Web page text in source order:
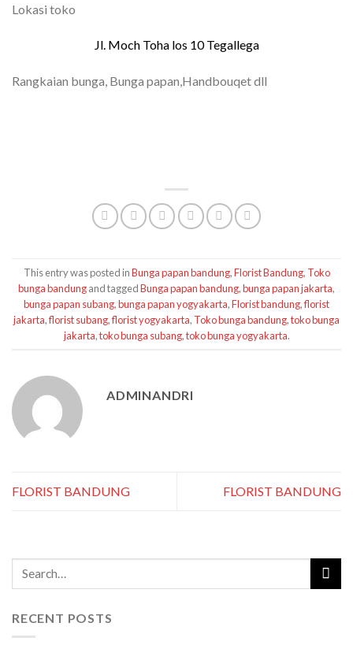
Lokasi toko
Jl. Moch Toha los 10 Tegallega
Rangkaian bunga, Bunga papan,Handbouqet dll
This entry was posted inBunga papan bandung,Florist Bandung, Toko
bunga bandungand taggedBunga papan bandung,bunga papan jakarta,
bunga papan subang,bunga papan yogyakarta,Florist bandung,florist
jakarta,florist subang,florist yogyakarta, Toko bunga bandung,toko bunga
jakarta,toko bunga subang,toko bunga yogyakarta.
ADMINANDRI
FLORIST BANDUNG FLORIST BANDUNG
RECENT POSTS